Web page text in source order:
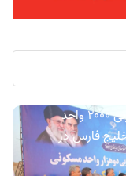
گزارش تصویری/ آیین کلنگ زنی ۲۰۰۰ واحد
فارس در